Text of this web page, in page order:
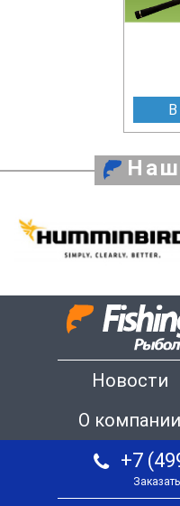
В
Новости
О компании
+7